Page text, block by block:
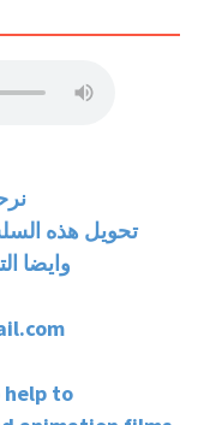
تحويل هذه
وايضا
help to